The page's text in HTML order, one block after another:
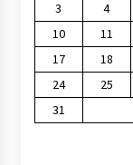
3
4
10
11
17
18
24
25
31